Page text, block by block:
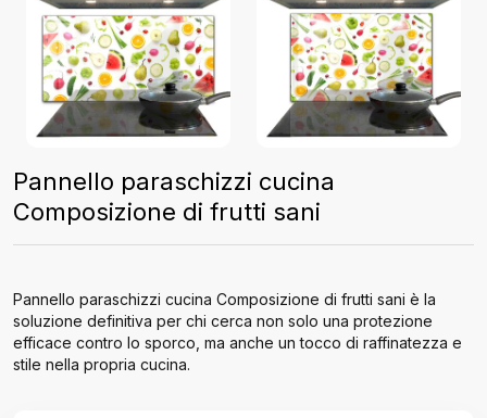
Pannello paraschizzi cucina
Composizione di frutti sani
Pannello paraschizzi cucina Composizione di frutti sani è la
soluzione definitiva per chi cerca non solo una protezione
efficace contro lo sporco, ma anche un tocco di raffinatezza e
stile nella propria cucina.